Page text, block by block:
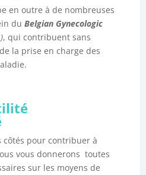
en outre à de nombreuses
du Belgian Gynecologic
, qui contribuent sans
la prise en charge des
côtés pour contribuer à
vous donnerons toutes
sur les moyens de